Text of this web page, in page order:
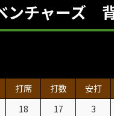
ンチャーズ
打席 打数 安打
18 17 3